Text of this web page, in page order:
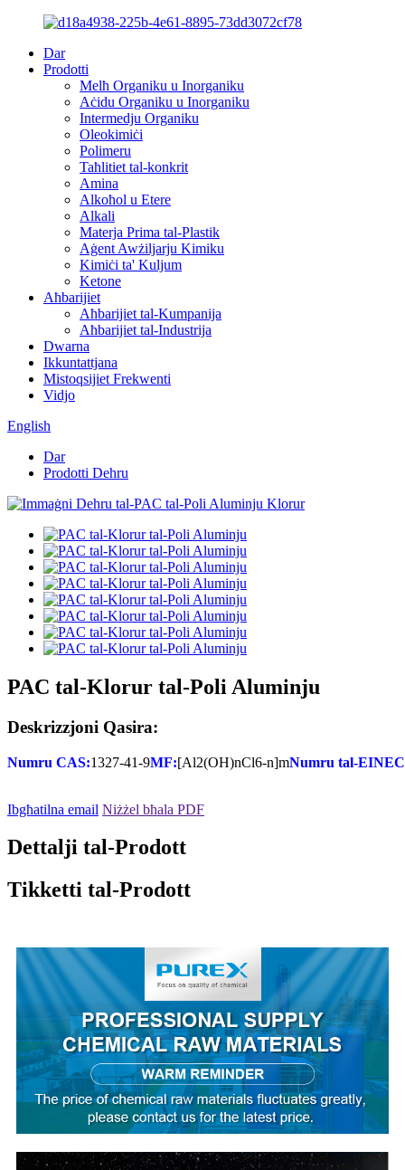
Dar
Prodotti
Melħ Organiku u Inorganiku
Aċidu Organiku u Inorganiku
Intermedju Organiku
Oleokimiċi
Polimeru
Taħlitiet tal-konkrit
Amina
Alkoħol u Etere
Alkali
Materja Prima tal-Plastik
Aġent Awżiljarju Kimiku
Kimiċi ta' Kuljum
Ketone
Aħbarijiet
Aħbarijiet tal-Kumpanija
Aħbarijiet tal-Industrija
Dwarna
Ikkuntattjana
Mistoqsijiet Frekwenti
Vidjo
English
Dar
Prodotti Dehru
PAC tal-Klorur tal-Poli Aluminju
Deskrizzjoni Qasira:
Numru CAS:1327-41-9MF:[Al2(OH)nCl6-n]mNumru tal-
Ibgħatilna email Niżżel bħala PDF
Dettalji tal-Prodott
Tikketti tal-Prodott